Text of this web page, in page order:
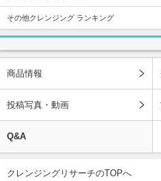
その他クレンジング ランキング
商品情報
投稿写真・動画
Q&A
クレンジングリサーチのTOPへ